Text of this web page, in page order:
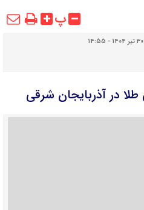
پ
30 تیر 1404 - 14:55